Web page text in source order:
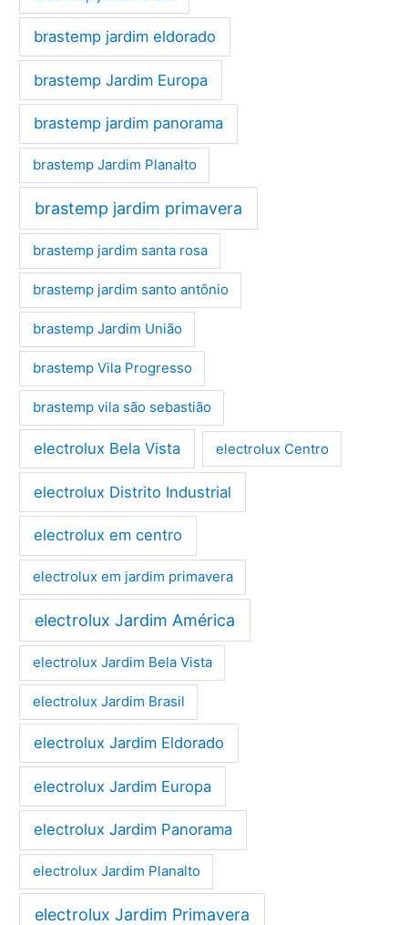
brastemp jardim eldorado
brastemp Jardim Europa
brastemp jardim panorama
brastemp Jardim Planalto
brastemp jardim primavera
brastemp jardim santa rosa
brastemp jardim santo antônio
brastemp Jardim União
brastemp Vila Progresso
brastemp vila são sebastião
electrolux Bela Vista electrolux Centro
electrolux Distrito Industrial
electrolux em centro
electrolux em jardim primavera
electrolux Jardim América
electrolux Jardim Bela Vista
electrolux Jardim Brasil
electrolux Jardim Eldorado
electrolux Jardim Europa
electrolux Jardim Panorama
electrolux Jardim Planalto
electrolux Jardim Primavera